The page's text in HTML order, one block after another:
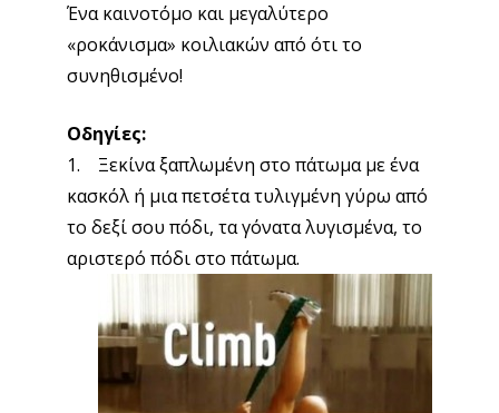
Ένα καινοτόμο και μεγαλύτερο
«ροκάνισμα» κοιλιακών από ότι το
συνηθισμένο!
Οδηγίες:
1. Ξεκίνα ξαπλωμένη στο πάτωμα με ένα
κασκόλ ή μια πετσέτα τυλιγμένη γύρω από
το δεξί σου πόδι, τα γόνατα λυγισμένα, το
αριστερό πόδι στο πάτωμα.